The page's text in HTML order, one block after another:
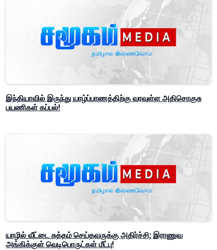
இந்தியாவில் இருந்து யாழ்ப்பாணத்திற்கு வரவுள்ள அதிசொகுசு
பயணிகள் கப்பல்!
யாழில் வீட்டை சுத்தம் செய்தவருக்கு அதிர்ச்சி; இராணுவ
அங்கிக்குள் வெடிபொருட்கள் மீட்பு!